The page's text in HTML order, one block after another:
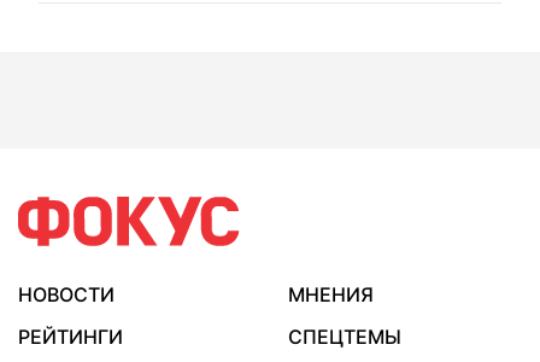
НОВОСТИ
МНЕНИЯ
РЕЙТИНГИ
СПЕЦТЕМЫ